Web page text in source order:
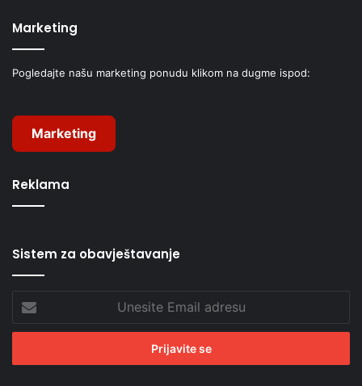
Marketing
Pogledajte našu marketing ponudu klikom na dugme ispod:
Marketing
Reklama
Sistem za obavještavanje
Email
adresu